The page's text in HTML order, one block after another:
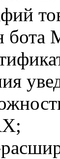
бота